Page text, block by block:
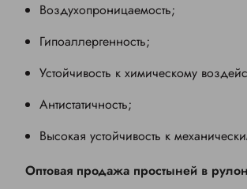
Воздухопроницаемость;
Гипоаллергенность;
Устойчивость к химическому
Антистатичность;
Высокая устойчивость к
Оптовая продажа простыней в